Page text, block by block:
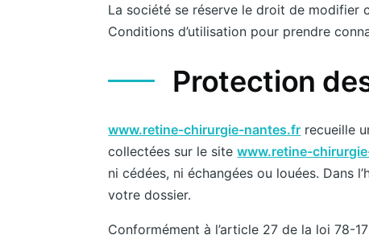
La société se réserve le droit de modifier
Conditions d’utilisation pour prendre
Protection
www.retine-chirurgie-nantes.fr recueille
collectées sur le sitewww.retine-
ni cédées, ni échangées ou louées. Dans
votre dossier.
Conformément à l’article 27 de la loi 78-